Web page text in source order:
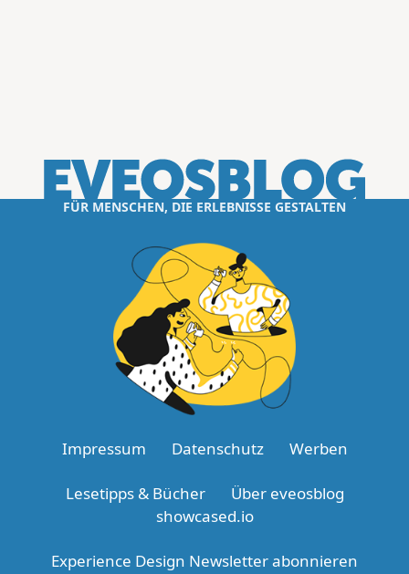
FÜR MENSCHEN, DIE ERLEBNISSE GESTALTEN
Impressum Datenschutz Werben
Lesetipps & Bücher
Über eveosblog
showcased.io
Experience Design Newsletter abonnieren